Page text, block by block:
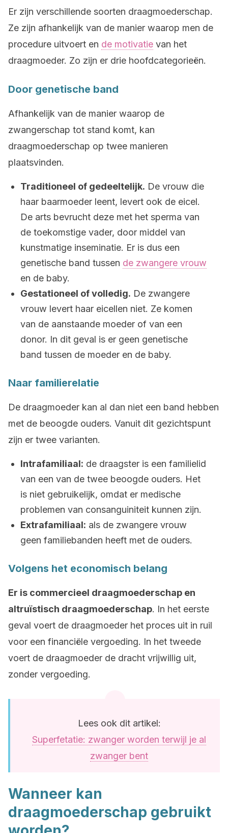
Er zijn verschillende soorten draagmoederschap.
Ze zijn afhankelijk van de manier waarop men de
procedure uitvoert en de motivatie van het
draagmoeder. Zo zijn er drie hoofdcategorieën.
Door genetische band
Afhankelijk van de manier waarop de
zwangerschap tot stand komt, kan
draagmoederschap op twee manieren
plaatsvinden.
Traditioneel of gedeeltelijk. De vrouw die
haar baarmoeder leent, levert ook de eicel.
De arts bevrucht deze met het sperma van
de toekomstige vader, door middel van
kunstmatige inseminatie. Er is dus een
genetische band tussen de zwangere vrouw
en de baby.
Gestationeel of volledig. De zwangere
vrouw levert haar eicellen niet. Ze komen
van de aanstaande moeder of van een
donor. In dit geval is er geen genetische
band tussen de moeder en de baby.
Naar familierelatie
De draagmoeder kan al dan niet een band hebben
met de beoogde ouders. Vanuit dit gezichtspunt
zijn er twee varianten.
Intrafamiliaal: de draagster is een familielid
van een van de twee beoogde ouders. Het
is niet gebruikelijk, omdat er medische
problemen van consanguiniteit kunnen zijn.
Extrafamiliaal: als de zwangere vrouw
geen familiebanden heeft met de ouders.
Volgens het economisch belang
Er is commercieel draagmoederschap en
altruïstisch draagmoederschap. In het eerste
geval voert de draagmoeder het proces uit in ruil
voor een financiële vergoeding. In het tweede
voert de draagmoeder de dracht vrijwillig uit,
zonder vergoeding.
Lees ook dit artikel:
Superfetatie: zwanger worden terwijl je al
zwanger bent
Wanneer kan
draagmoederschap gebruikt